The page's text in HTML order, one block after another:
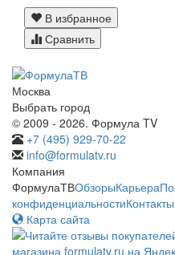
В избранное
Сравнить
Москва
Выбрать город
© 2009 - 2026. Формула TV
+7 (495) 929-70-22
info@formulatv.ru
Компания
ФормулаТВОбзорыКарьера
конфиденциальностиКонтакты
Карта сайта